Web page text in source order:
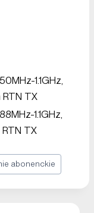
1.1GHz,
RTN TX
1.1GHz,
RTN TX
abonenckie